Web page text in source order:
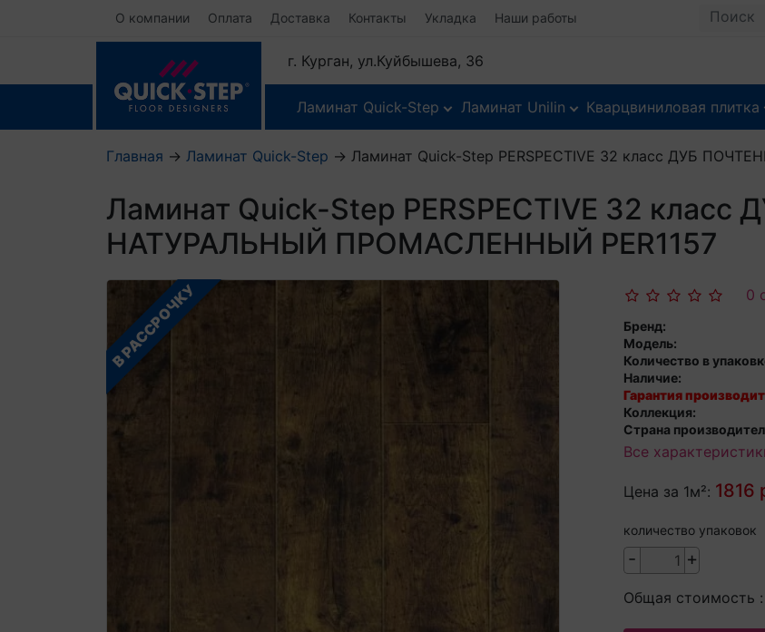
О компании Оплата Доставка Контакты Укладка Наши работы
г. Курган, ул.Куйбышева, 36
Ламинат Quick-Step Ламинат Unilin Кварцвиниловая плитка
Главная → Ламинат Quick-Step → Ламинат Quick-Step PERSPECTIVE 32 класс ДУБ
Ламинат Quick-Step PERSPECTIVE 32
НАТУРАЛЬНЫЙ ПРОМАСЛЕННЫЙ PER1157
В РАССРОЧКУ 0
Бренд:
Модель:
Количество в
Наличие:
Гарантия
Коллекция:
Страна
Все
Цена за 1м²: 1816
количество упаковок
- +
Общая стоимость :